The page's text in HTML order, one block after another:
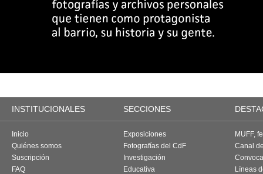
INSTITUCIONALES SECCIONES
Inicio
Quiénes somos
Suscripción
FAQ
Exposiciones
Fotografías del CdF
Investigación
Educativa
MUFF,
Canal
Líneas